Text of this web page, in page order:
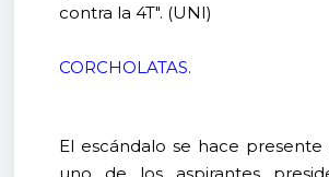
contra la 4T". (UNI)
CORCHOLATAS.
El escándalo se hace